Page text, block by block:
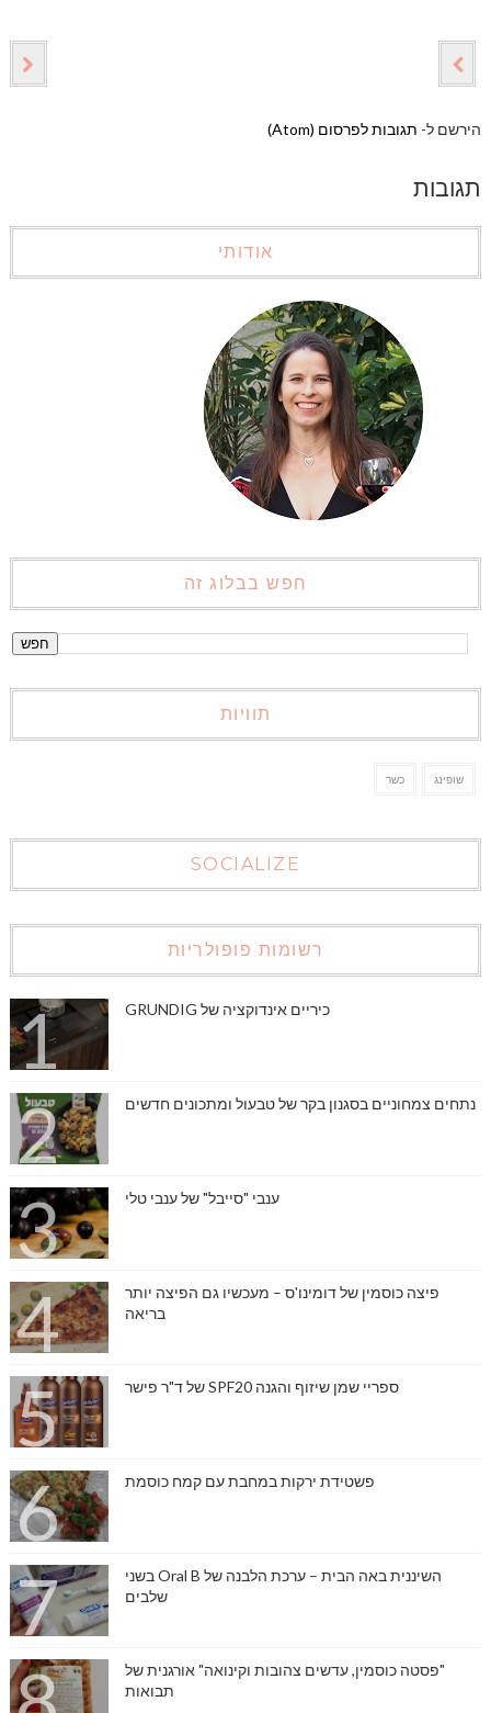
הירשם ל- תגובות לפרסום (Atom)
תגובות
אודותי
חפש בבלוג זה
תוויות
כשר שופינג
SOCIALIZE
רשומות פופולריות
כיריים אינדוקציה של GRUNDIG
נתחים צמחוניים בסגנון בקר של טבעול ומתכונים חדשים
ענבי "סייבל" של ענבי טלי
פיצה כוסמין של דומינו'ס – מעכשיו גם הפיצה יותר
בריאה
ספריי שמן שיזוף והגנה SPF20 של ד"ר פישר
פשטידת ירקות במחבת עם קמח כוסמת
השיננית באה הבית – ערכת הלבנה של Oral B בשני
שלבים
"פסטה כוסמין, עדשים צהובות וקינואה" אורגנית של
תבואות